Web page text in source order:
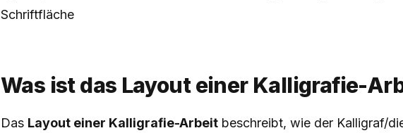
Schriftfläche
Was ist das Layout einer Kalligrafie-
Das Layout einer Kalligrafie-Arbeit beschreibt, wie der Kalligraf/